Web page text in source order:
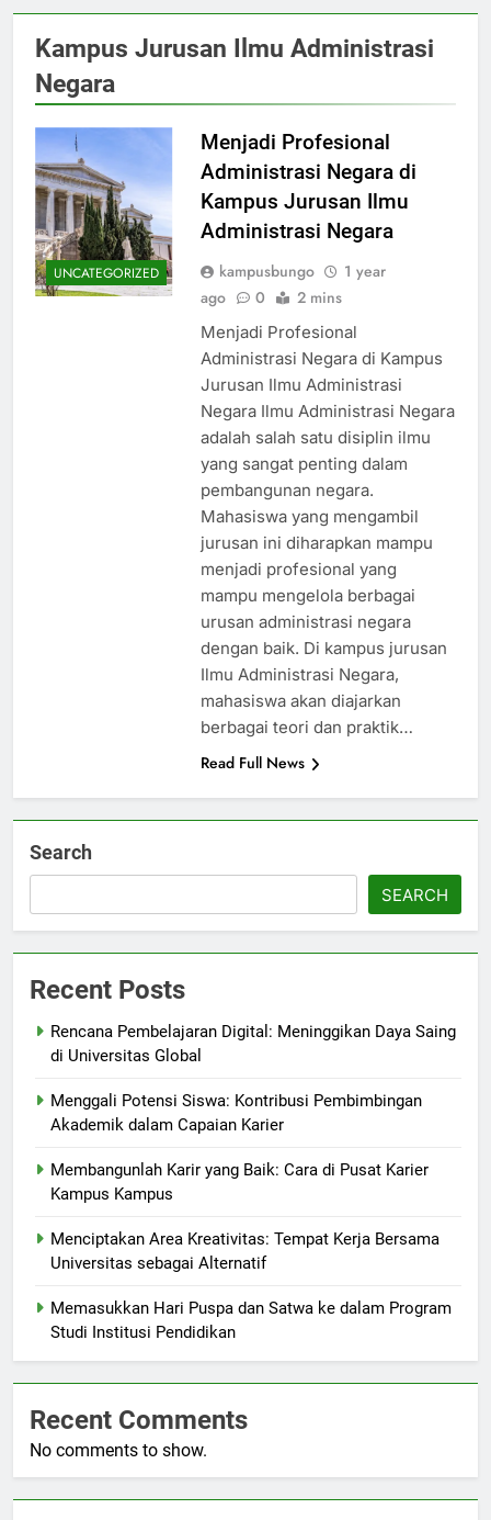
Kampus Jurusan Ilmu Administrasi
Negara
UNCATEGORIZED
Menjadi Profesional
Administrasi Negara di
Kampus Jurusan Ilmu
Administrasi Negara
kampusbungo
1 year
ago
0 2 mins
Menjadi Profesional
Administrasi Negara di Kampus
Jurusan Ilmu Administrasi
Negara Ilmu Administrasi Negara
adalah salah satu disiplin ilmu
yang sangat penting dalam
pembangunan negara.
Mahasiswa yang mengambil
jurusan ini diharapkan mampu
menjadi profesional yang
mampu mengelola berbagai
urusan administrasi negara
dengan baik. Di kampus jurusan
Ilmu Administrasi Negara,
mahasiswa akan diajarkan
berbagai teori dan praktik…
Read Full News
Search
SEARCH
Recent Posts
Rencana Pembelajaran Digital: Meninggikan Daya Saing
di Universitas Global
Menggali Potensi Siswa: Kontribusi Pembimbingan
Akademik dalam Capaian Karier
Membangunlah Karir yang Baik: Cara di Pusat Karier
Kampus Kampus
Menciptakan Area Kreativitas: Tempat Kerja Bersama
Universitas sebagai Alternatif
Memasukkan Hari Puspa dan Satwa ke dalam Program
Studi Institusi Pendidikan
Recent Comments
No comments to show.